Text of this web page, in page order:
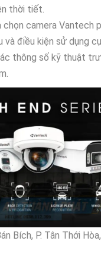
thời tiết.
chọn camera Vantech
và điều kiện sử dụng
thông số kỹ thuật
Bích, P. Tân Thới